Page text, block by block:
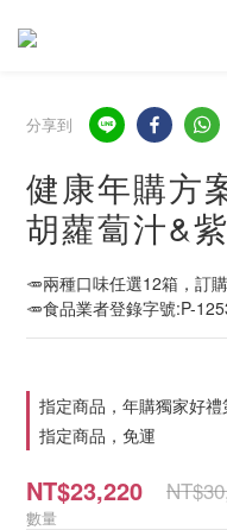
分享到
健康年購方
胡蘿蔔汁&
🥕兩種口味任選12箱，訂
🥕食品業者登錄字號:P-
指定商品，年購獨家好
指定商品，免運
NT$23,220
數量